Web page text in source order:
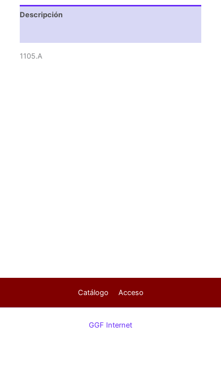
Descripción
1105.A
Catálogo Acceso
GGF Internet